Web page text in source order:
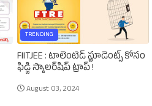
TRENDING
FIITJEE : టాలెంటెడ్‌ స్టూడెంట్స్‌ కోసం
ఫిడ్జి స్కాలర్‌షిప్‌ ట్రాప్‌ !
August 03, 2024